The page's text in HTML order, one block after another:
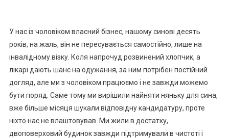
У нас із чоловіком власний бізнес, нашому синові десять
років, на жаль, він не пересувається самостійно, лише на
інвалідному візку. Коля напрочуд розвинений хлопчик, а
лікарі дають шанс на одужання, за ним потрібен постійний
догляд, але ми з чоловіком працюємо і не завжди можемо
бути поряд. Саме тому ми вирішили найняти няньку для сина,
вже більше місяця шукали відповідну кандидатуру, проте
ніхто нас не влаштовував. Ми жили в достатку,
двоповерховий будинок завжди підтримували в чистоті і